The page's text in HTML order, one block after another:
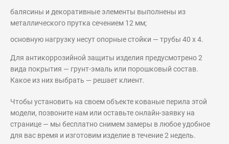
балясины и декоративные элементы выполнены из
металлического прутка сечением 12 мм;
основную нагрузку несут опорные стойки — трубы 40 х 4.
Для антикоррозийной защиты изделия предусмотрено 2
вида покрытия — грунт-эмаль или порошковый состав.
Какое из них выбрать — решает клиент.
Чтобы установить на своем объекте кованые перила этой
модели, позвоните нам или оставьте онлайн-заявку на
странице — мы бесплатно снимем замеры в любое удобное
для вас время и изготовим изделие в течение 2 недель.